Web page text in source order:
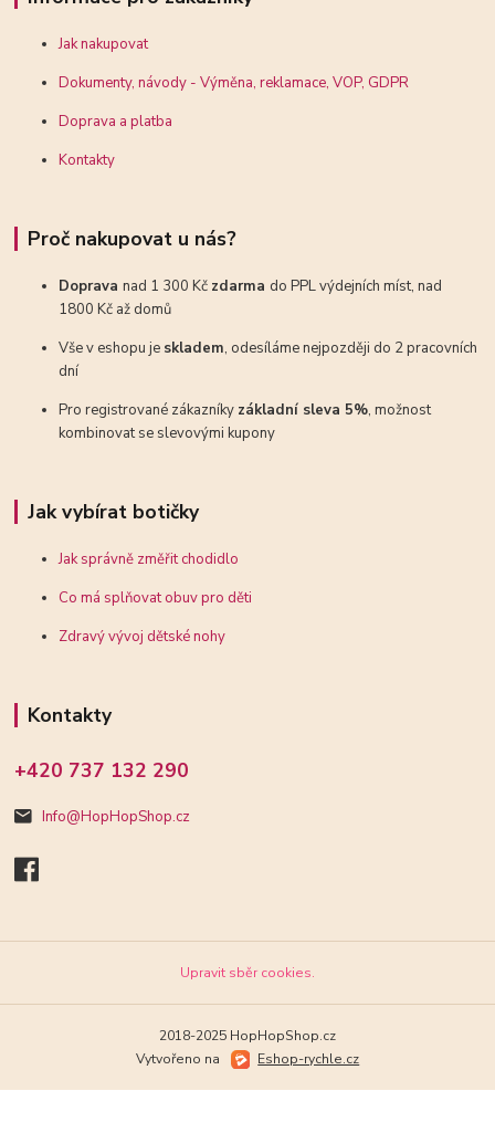
Jak nakupovat
Dokumenty, návody - Výměna, reklamace, VOP, GDPR
Doprava a platba
Kontakty
Proč nakupovat u nás?
Dopravanad 1 300 Kč zdarma do PPL výdejních míst, nad
1800 Kč až domů
Vše v eshopu je skladem, odesíláme nejpozději do 2 pracovních
dní
Pro registrované zákazníky základní sleva 5%, možnost
kombinovat se slevovými kupony
Jak vybírat botičky
Jak správně změřit chodidlo
Co má splňovat obuv pro děti
Zdravý vývoj dětské nohy
Kontakty
+420 737 132 290
Info@HopHopShop.cz
Upravit sběr cookies.
2018-2025 HopHopShop.cz
Vytvořeno na
Eshop-rychle.cz